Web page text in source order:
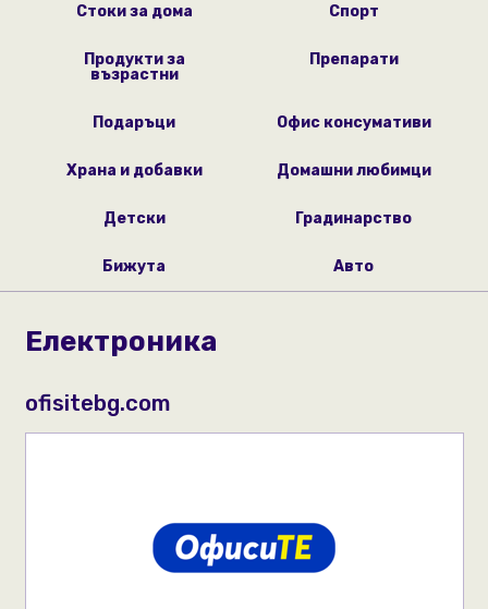
Стоки за дома Спорт
Продукти за
възрастни
Препарати
Подаръци Офис консумативи
Храна и добавки Домашни любимци
Детски Градинарство
Бижута Авто
Електроника
ofisitebg.com